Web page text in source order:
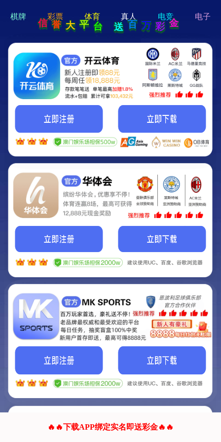
hi 💗
Hey Guys!
我们即将上线啦...
我们的网站正在建设.
它将是非常棒的网站.
联系我们!